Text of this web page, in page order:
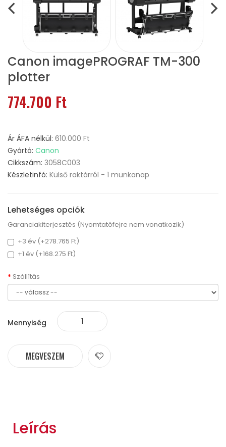
Canon imagePROGRAF TM-300
plotter
774.700 Ft
Ár ÁFA nélkül: 610.000 Ft
Gyártó: Canon
Cikkszám: 3058C003
Készletinfó: Külső raktárról - 1 munkanap
Lehetséges opciók
Garanciakiterjesztés (Nyomtatófejre nem vonatkozik)
+3 év (+278.765 Ft)
+1 év (+168.275 Ft)
Szállítás
Mennyiség
MEGVESZEM
Leírás